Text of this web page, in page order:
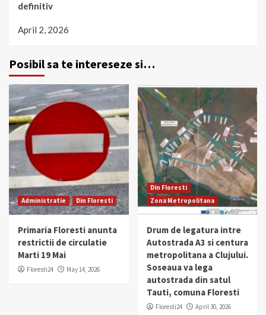
definitiv
April 2, 2026
Posibil sa te intereseze si…
Administratie Din Floresti
Primaria Floresti anunta
restrictii de circulatie
Marti 19 Mai
Floresti24 May 14, 2026
Din Floresti
Zona Metropolitana
Drum de legatura intre
Autostrada A3 si centura
metropolitana a Clujului.
Soseaua va lega
autostrada din satul
Tauti, comuna Floresti
Floresti24 April 30, 2026